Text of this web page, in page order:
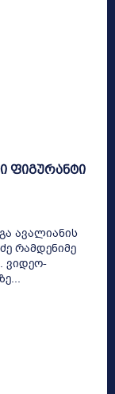
ფიგურანტი
ავალიანის
რამდენიმე
ვიდეო-